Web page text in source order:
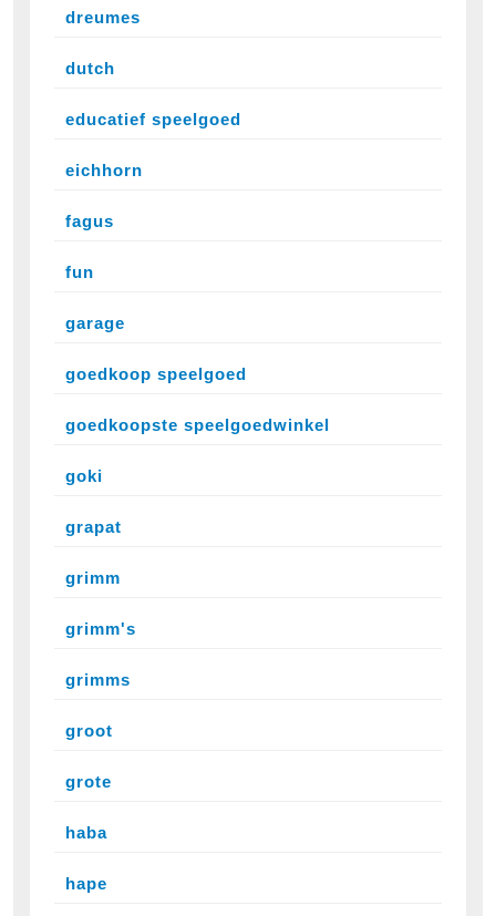
dreumes
dutch
educatief speelgoed
eichhorn
fagus
fun
garage
goedkoop speelgoed
goedkoopste speelgoedwinkel
goki
grapat
grimm
grimm's
grimms
groot
grote
haba
hape